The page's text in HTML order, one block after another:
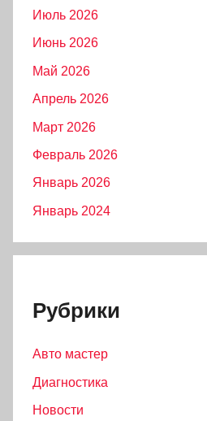
Июль 2026
Июнь 2026
Май 2026
Апрель 2026
Март 2026
Февраль 2026
Январь 2026
Январь 2024
Рубрики
Авто мастер
Диагностика
Новости